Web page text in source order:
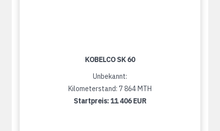
KOBELCO SK 60
Unbekannt:
Kilometerstand: 7 864 MTH
Startpreis:11 406 EUR